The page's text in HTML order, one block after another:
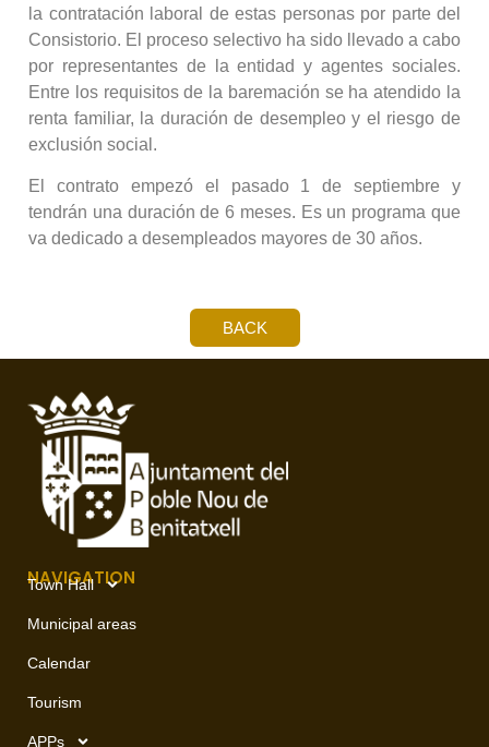
la contratación laboral de estas personas por parte del
Consistorio. El proceso selectivo ha sido llevado a cabo
por representantes de la entidad y agentes sociales.
Entre los requisitos de la baremación se ha atendido la
renta familiar, la duración de desempleo y el riesgo de
exclusión social.
El contrato empezó el pasado 1 de septiembre y
tendrán una duración de 6 meses. Es un programa que
va dedicado a desempleados mayores de 30 años.
BACK
NAVIGATION
Town Hall
Municipal areas
Calendar
Tourism
APPs